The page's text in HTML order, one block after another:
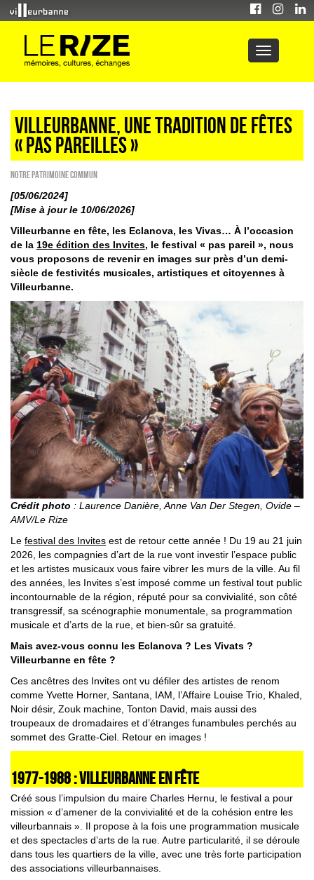
Villeurbanne, une tradition de fêtes
« pas pareilles »
Notre patrimoine commun
[05/06/2024]
[Mise à jour le 10/06/2026]
Villeurbanne en fête, les Eclanova, les Vivas… À l’occasion
de la 19e édition des Invites, le festival « pas pareil », nous
vous proposons de revenir en images sur près d’un demi-
siècle de festivités musicales, artistiques et citoyennes à
Villeurbanne.
Crédit photo : Laurence Danière, Anne Van Der Stegen, Ovide –
AMV/Le Rize
Le festival des Invites est de retour cette année ! Du 19 au 21 juin
2026, les compagnies d’art de la rue vont investir l’espace public
et les artistes musicaux vous faire vibrer les murs de la ville. Au fil
des années, les Invites s’est imposé comme un festival tout public
incontournable de la région, réputé pour sa convivialité, son côté
transgressif, sa scénographie monumentale, sa programmation
musicale et d’arts de la rue, et bien-sûr sa gratuité.
Mais avez-vous connu les Eclanova ? Les Vivats ?
Villeurbanne en fête ?
Ces ancêtres des Invites ont vu défiler des artistes de renom
comme Yvette Horner, Santana, IAM, l’Affaire Louise Trio, Khaled,
Noir désir, Zouk machine, Tonton David, mais aussi des
troupeaux de dromadaires et d’étranges funambules perchés au
sommet des Gratte-Ciel. Retour en images !
1977-1988 : VILLEURBANNE EN FÊTE
Créé sous l’impulsion du maire Charles Hernu, le festival a pour
mission « d’amener de la convivialité et de la cohésion entre les
villeurbannais ». Il propose à la fois une programmation musicale
et des spectacles d’arts de la rue. Autre particularité, il se déroule
dans tous les quartiers de la ville, avec une très forte participation
des associations villeurbannaises.